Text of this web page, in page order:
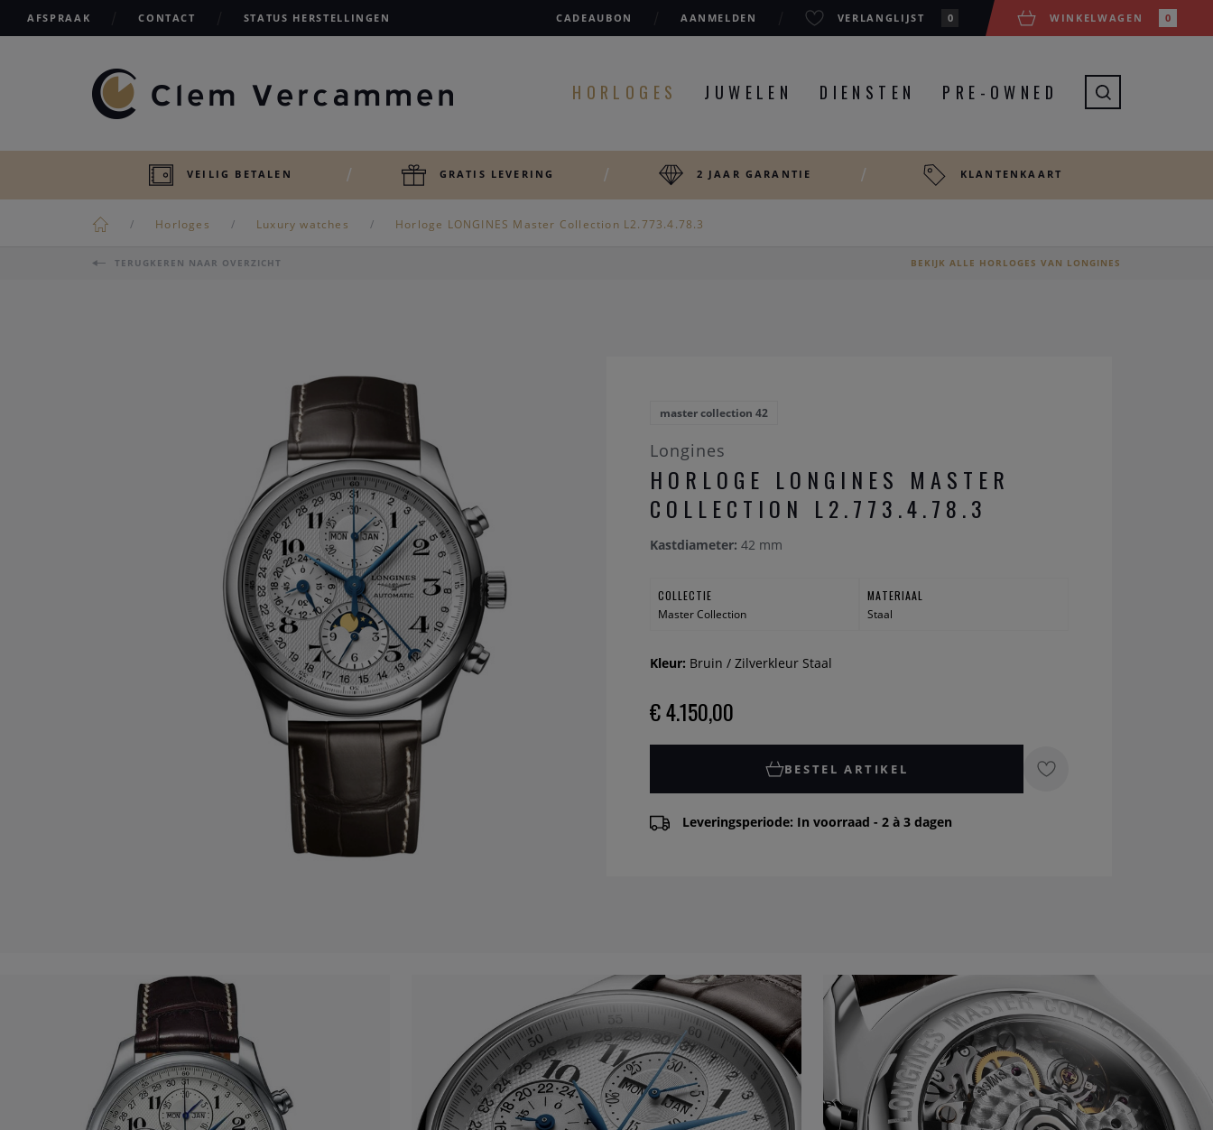
AFSPRAAK CONTACT STATUS HERSTELLINGEN CADEAUBON AANMELDEN VERLANGLIJST 0 WINKELWAGEN 0
HORLOGES JUWELEN DIENSTEN PRE-OWNED
VEILIG BETALEN GRATIS LEVERING 2 JAAR GARANTIE KLANTENKAART
Horloges Luxury watches Horloge LONGINES Master Collection L2.773.4.78.3
TERUGKEREN NAAR OVERZICHT BEKIJK ALLE HORLOGES VAN LONGINES
master collection 42
Longines
HORLOGE LONGINES MASTER
COLLECTION L2.773.4.78.3
Kastdiameter: 42 mm
COLLECTIE
Master Collection
MATERIAAL
Staal
Kleur: Bruin / Zilverkleur Staal
€ 4.150,00
BESTEL ARTIKEL
Leveringsperiode: In voorraad - 2 à 3 dagen